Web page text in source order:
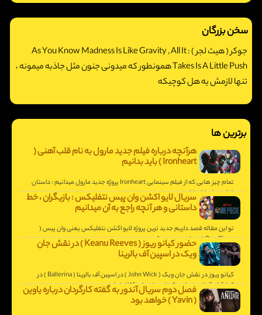
سخن بزرگان
جوکر ( هیث لجر ) :As You Know Madness Is Like Gravity , All It
Takes Is A Little Push همونطور که میدونی جنون مثل جاذبه میمونه ،
تنها لازمش یه هل کوچیکه
برترین ها
هرآنچه درباره فیلم جدید مارول به نام قلب آهنی (
Ironheart ) باید بدانیم
تمام چیز هایی که از فیلم سینمایی Ironheart پروژه جدید مارول میدانیم : داستان
فیلم و تاریخ انتشار.سریال لایو اکشن وان پیس نتفلیکس : بازیگران ، خط
داستانی و هر آنچه راجع به آن میدانیم
تو این مقاله قصد داریم جدید ترین پروژه لایو اکشن نتفلیکس یعنی وان پیس (
One Piece ) رو با هم بررسی کنیم .
حضور کیانو ریوز ( Keanu Reeves ) در نقش جان
ویک در اسپین آف بالرینا
کیانو ریوز در نقش جان ویک ( John Wick ) در اسپین آف بالرینا ( Ballerina ) در
کنار آنا د آرماس و یان مک شین ( Winston ) خواهد بود .
فصل دوم سریال آندور به گفته کارگردان درباره یاوین
( Yavin ) خواهد بود